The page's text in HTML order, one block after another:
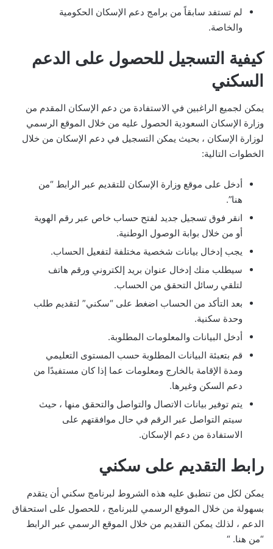
لم تستفد سابقاً من برامج دعم الإسكان الحكومية
والخاصة.
كيفية التسجيل للحصول على الدعم
السكني
يمكن لجميع الراغبين في الاستفادة من دعم الإسكان المقدم من
وزارة الإسكان السعودية الحصول عليه من خلال الموقع الرسمي
لوزارة الإسكان ، بحيث يمكن التسجيل في دعم الإسكان من خلال
الخطوات التالية:
أدخل على موقع وزارة الإسكان للتقديم عبر الرابط “من
هنا”.
انقر فوق تسجيل جديد لفتح حساب خاص عبر رقم الهوية
أو من خلال بوابة الوصول الوطنية.
يجب إدخال بيانات شخصية مختلفة لتفعيل الحساب.
سيطلب منك إدخال عنوان بريد إلكتروني ورقم هاتف
لتلقي رسائل التحقق من الحساب.
بعد التأكد من الحساب اضغط على “سكني” لتقديم طلب
وحدة سكنية.
أدخل البيانات والمعلومات المطلوبة.
قم بتعبئة البيانات المطلوبة حسب المستوى التعليمي
ومدة الإقامة بالخارج ومعلومات عما إذا كان مستفيدًا من
دعم السكن وغيرها.
يتم توفير بيانات الاتصال والتواصل والتحقق منها ، حيث
سيتم التواصل عبر الرقم في حال موافقتهم على
الاستفادة من دعم الإسكان.
رابط التقديم على سكني
يمكن لكل من تنطبق عليه هذه الشروط لبرنامج سكني أن يتقدم
بسهولة من خلال الموقع الرسمي للبرنامج ، للحصول على استحقاق
الدعم ، لذلك يمكن التقديم من خلال الموقع الرسمي عبر الرابط
“من هنا. “